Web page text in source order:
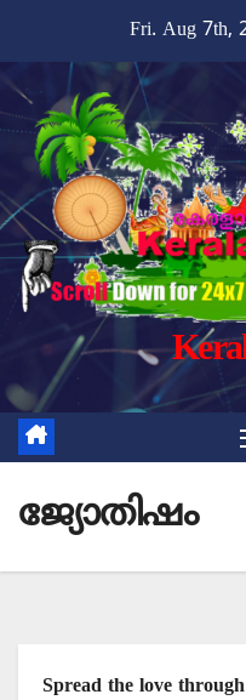
content
Fri. Aug 7th,
ജ്യോതിഷം
Spread the love